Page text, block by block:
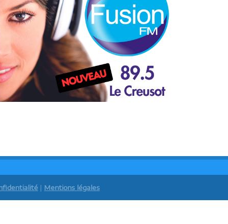
| Mentions légales